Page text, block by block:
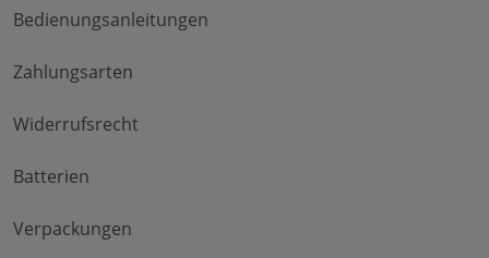
Bedienungsanleitungen
Zahlungsarten
Widerrufsrecht
Batterien
Verpackungen